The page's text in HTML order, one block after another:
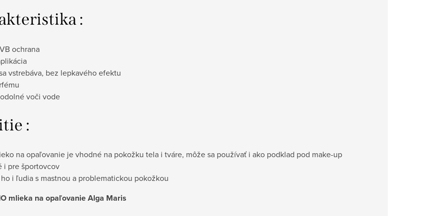
:
ochrana
vstrebáva, bez lepkavého efektu
voči vode
:
na opaľovanie je vhodné na pokožku tela i tváre, môže sa používať i ako podklad pod make-up
i pre športovcov
i ľudia s mastnou a problematickou pokožkou
mlieka na opaľovanie Alga Maris